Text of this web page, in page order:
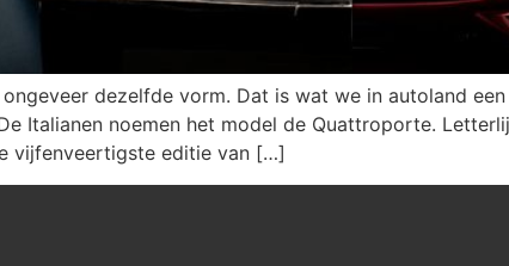
dezelfde vorm. Dat is wat we in autoland
Italianen noemen het model de Quattroporte.
vijfenveertigste editie van […]